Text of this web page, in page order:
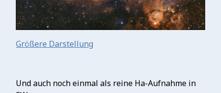
Größere Darstellung
Und auch noch einmal als reine Ha-Aufnahme in